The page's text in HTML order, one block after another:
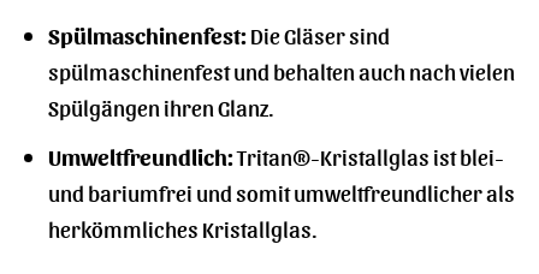
Spülmaschinenfest:Die Gläser sind
spülmaschinenfest und behalten auch nach vielen
Spülgängen ihren Glanz.
Umweltfreundlich:Tritan®-Kristallglas ist blei-
und bariumfrei und somit umweltfreundlicher als
herkömmliches Kristallglas.